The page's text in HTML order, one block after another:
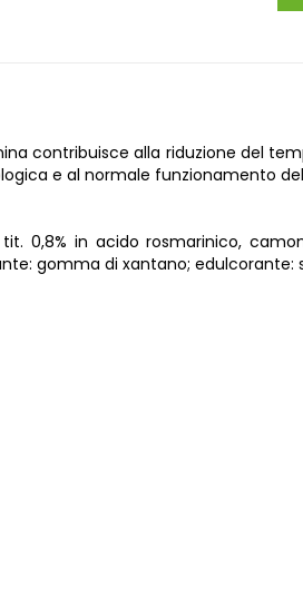
contribuisce alla riduzione del
e al normale funzionamento
0,8% in acido rosmarinico,
gomma di xantano; edulcorante: